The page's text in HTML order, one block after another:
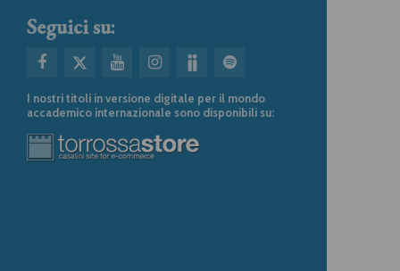
Seguici su:
I nostri titoli in versione digitale per il mondo
accademico internazionale sono disponibili su: